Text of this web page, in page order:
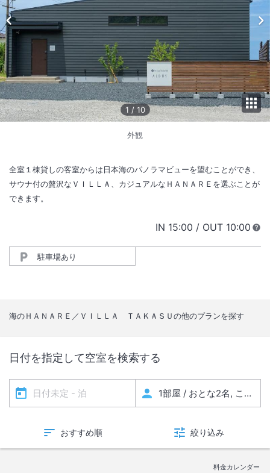
1 / 10
外観
全室１棟貸しの客室からは日本海のパノラマビューを望むことができ、
サウナ付の贅沢なＶＩＬＬＡ、カジュアルなＨＡＮＡＲＥを選ぶことが
できます。
IN チェックイン
15:00 / OUT チェック
10:00
駐車場あり
海のＨＡＮＡＲＥ／ＶＩＬＬＡ ＴＡＫＡＳＵの他のプランを探す
日付を指定して空室を検索する
おすすめ順 絞り込み
料金カレンダー